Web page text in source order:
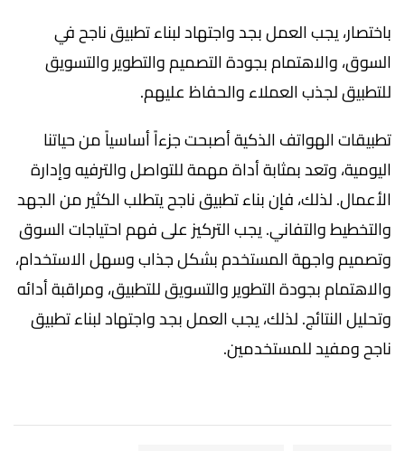
باختصار، يجب العمل بجد واجتهاد لبناء تطبيق ناجح في
السوق، والاهتمام بجودة التصميم والتطوير والتسويق
للتطبيق لجذب العملاء والحفاظ عليهم.
تطبيقات الهواتف الذكية أصبحت جزءاً أساسياً من حياتنا
اليومية، وتعد بمثابة أداة مهمة للتواصل والترفيه وإدارة
الأعمال. لذلك، فإن بناء تطبيق ناجح يتطلب الكثير من الجهد
والتخطيط والتفاني. يجب التركيز على فهم احتياجات السوق
وتصميم واجهة المستخدم بشكل جذاب وسهل الاستخدام،
والاهتمام بجودة التطوير والتسويق للتطبيق، ومراقبة أدائه
وتحليل النتائج. لذلك، يجب العمل بجد واجتهاد لبناء تطبيق
ناجح ومفيد للمستخدمين.